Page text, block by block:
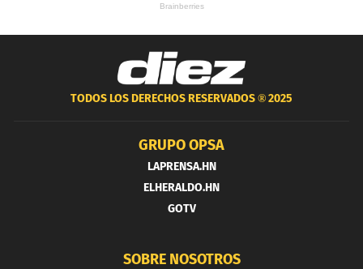
TODOS LOS DERECHOS RESERVADOS ®2025
GRUPO OPSA
LAPRENSA.HN
ELHERALDO.HN
GOTV
SOBRE NOSOTROS